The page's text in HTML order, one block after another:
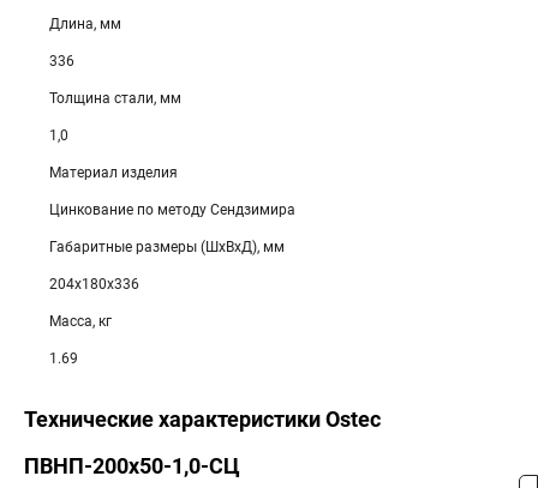
Длина, мм
336
Толщина стали, мм
1,0
Материал изделия
Цинкование по методу Сендзимира
Габаритные размеры (ШхВхД), мм
204х180х336
Масса, кг
1.69
Технические характеристики Ostec
ПВНП-200х50-1,0-СЦ